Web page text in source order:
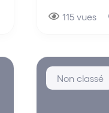
115 vues
Non classé